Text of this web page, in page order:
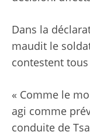
Dans la
maudit le
contestent
« Comme le
agi comme
conduite de